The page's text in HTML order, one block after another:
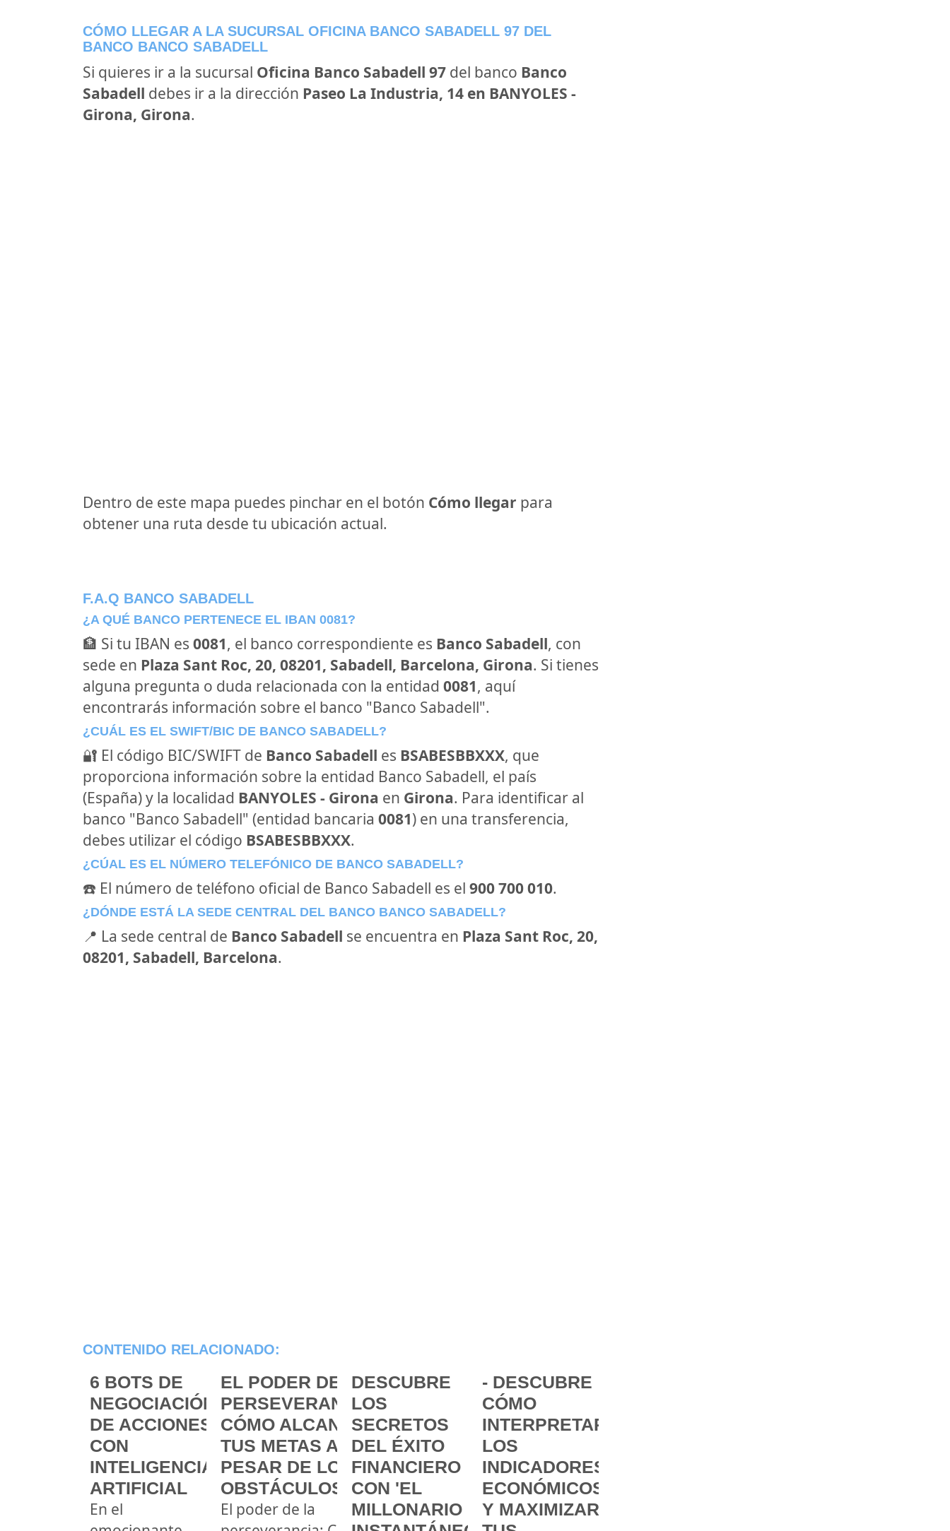
CÓMO LLEGAR A LA SUCURSAL OFICINA BANCO SABADELL 97 DEL
BANCO BANCO SABADELL
Si quieres ir a la sucursal Oficina Banco Sabadell 97 del banco Banco
Sabadell debes ir a la dirección Paseo La Industria, 14 en BANYOLES -
Girona, Girona.
Dentro de este mapa puedes pinchar en el botón Cómo llegar para
obtener una ruta desde tu ubicación actual.
F.A.Q BANCO SABADELL
¿A QUÉ BANCO PERTENECE EL IBAN 0081?
🏦 Si tu IBAN es 0081, el banco correspondiente es Banco Sabadell, con
sede en Plaza Sant Roc, 20, 08201, Sabadell, Barcelona, Girona. Si tienes
alguna pregunta o duda relacionada con la entidad 0081, aquí
encontrarás información sobre el banco "Banco Sabadell".
¿CUÁL ES EL SWIFT/BIC DE BANCO SABADELL?
🔐 El código BIC/SWIFT de Banco Sabadell es BSABESBBXXX, que
proporciona información sobre la entidad Banco Sabadell, el país
(España) y la localidad BANYOLES - Girona en Girona. Para identificar al
banco "Banco Sabadell" (entidad bancaria 0081) en una transferencia,
debes utilizar el código BSABESBBXXX.
¿CÚAL ES EL NÚMERO TELEFÓNICO DE BANCO SABADELL?
☎️ El número de teléfono oficial de Banco Sabadell es el 900 700 010.
¿DÓNDE ESTÁ LA SEDE CENTRAL DEL BANCO BANCO SABADELL?
📍 La sede central de Banco Sabadell se encuentra en Plaza Sant Roc, 20,
08201, Sabadell, Barcelona.
CONTENIDO RELACIONADO:
6 BOTS DE
NEGOCIACIÓN
DE ACCIONES
CON
INTELIGENCIA
ARTIFICIAL
En el
EL PODER DE LA
PERSEVERANCIA:
CÓMO ALCANZAR
TUS METAS A
PESAR DE LOS
OBSTÁCULOS
El poder de la
DESCUBRE
LOS
SECRETOS
DEL ÉXITO
FINANCIERO
CON 'EL
MILLONARIO
- DESCUBRE
CÓMO
INTERPRETAR
LOS
INDICADORES
ECONÓMICOS
Y MAXIMIZAR